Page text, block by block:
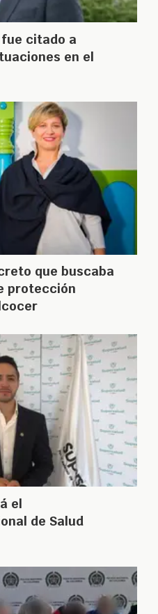
citado a
en el
que buscaba
protección
el
de Salud